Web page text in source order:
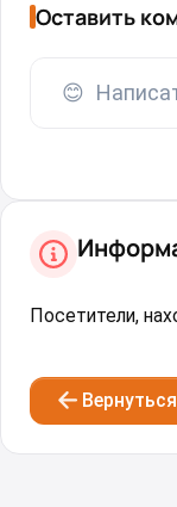
Оставить
😊
Посетители,